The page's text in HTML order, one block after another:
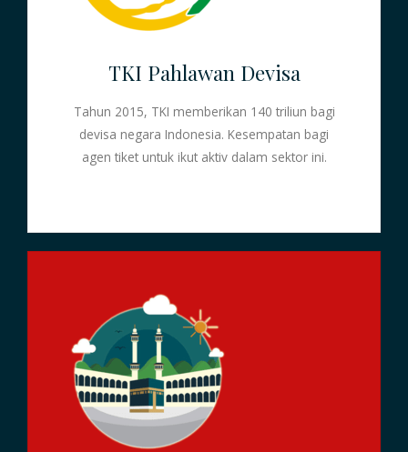
TKI Pahlawan Devisa
Tahun 2015, TKI memberikan 140 triliun bagi
devisa negara Indonesia. Kesempatan bagi
agen tiket untuk ikut aktiv dalam sektor ini.